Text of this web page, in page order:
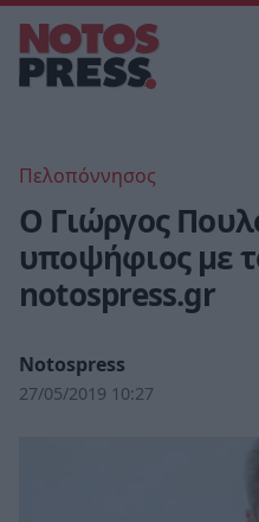
Πελοπόννησος
Ο Γιώργος
υποψήφιος με
notospress.gr
Notospress
27/05/2019 10:27